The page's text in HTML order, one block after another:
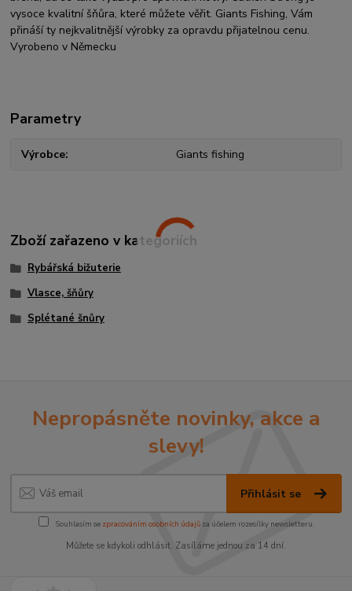
vysoce kvalitní šňůra, které můžete věřit. Giants Fishing, Vám
přináší ty nejkvalitnější výrobky za opravdu přijatelnou cenu.
Vyrobeno v Německu
Parametry
Výrobce Giants fishing
Zboží zařazeno v kategoriích
Rybářská bižuterie
Vlasce, šňůry
Splétané šnůry
Nepropásněte novinky, akce a
slevy!
Přihlásit se
Souhlasím se zpracováním osobních údajůza účelem rozesílky newsletteru.
Můžete se kdykoli odhlásit. Zasíláme jednou za 14 dní.